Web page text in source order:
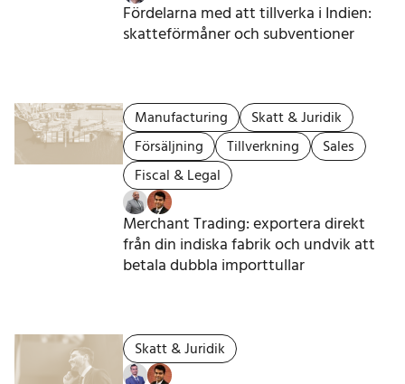
Fördelarna med att tillverka i Indien:
skatteförmåner och subventioner
Manufacturing
Skatt & Juridik
Försäljning
Tillverkning
Sales
Fiscal & Legal
Merchant Trading: exportera direkt
från din indiska fabrik och undvik att
betala dubbla importtullar
Skatt & Juridik